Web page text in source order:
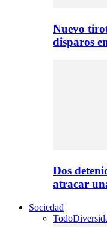
Nuevo
disparos
Dos
atracar
Sociedad
Todo